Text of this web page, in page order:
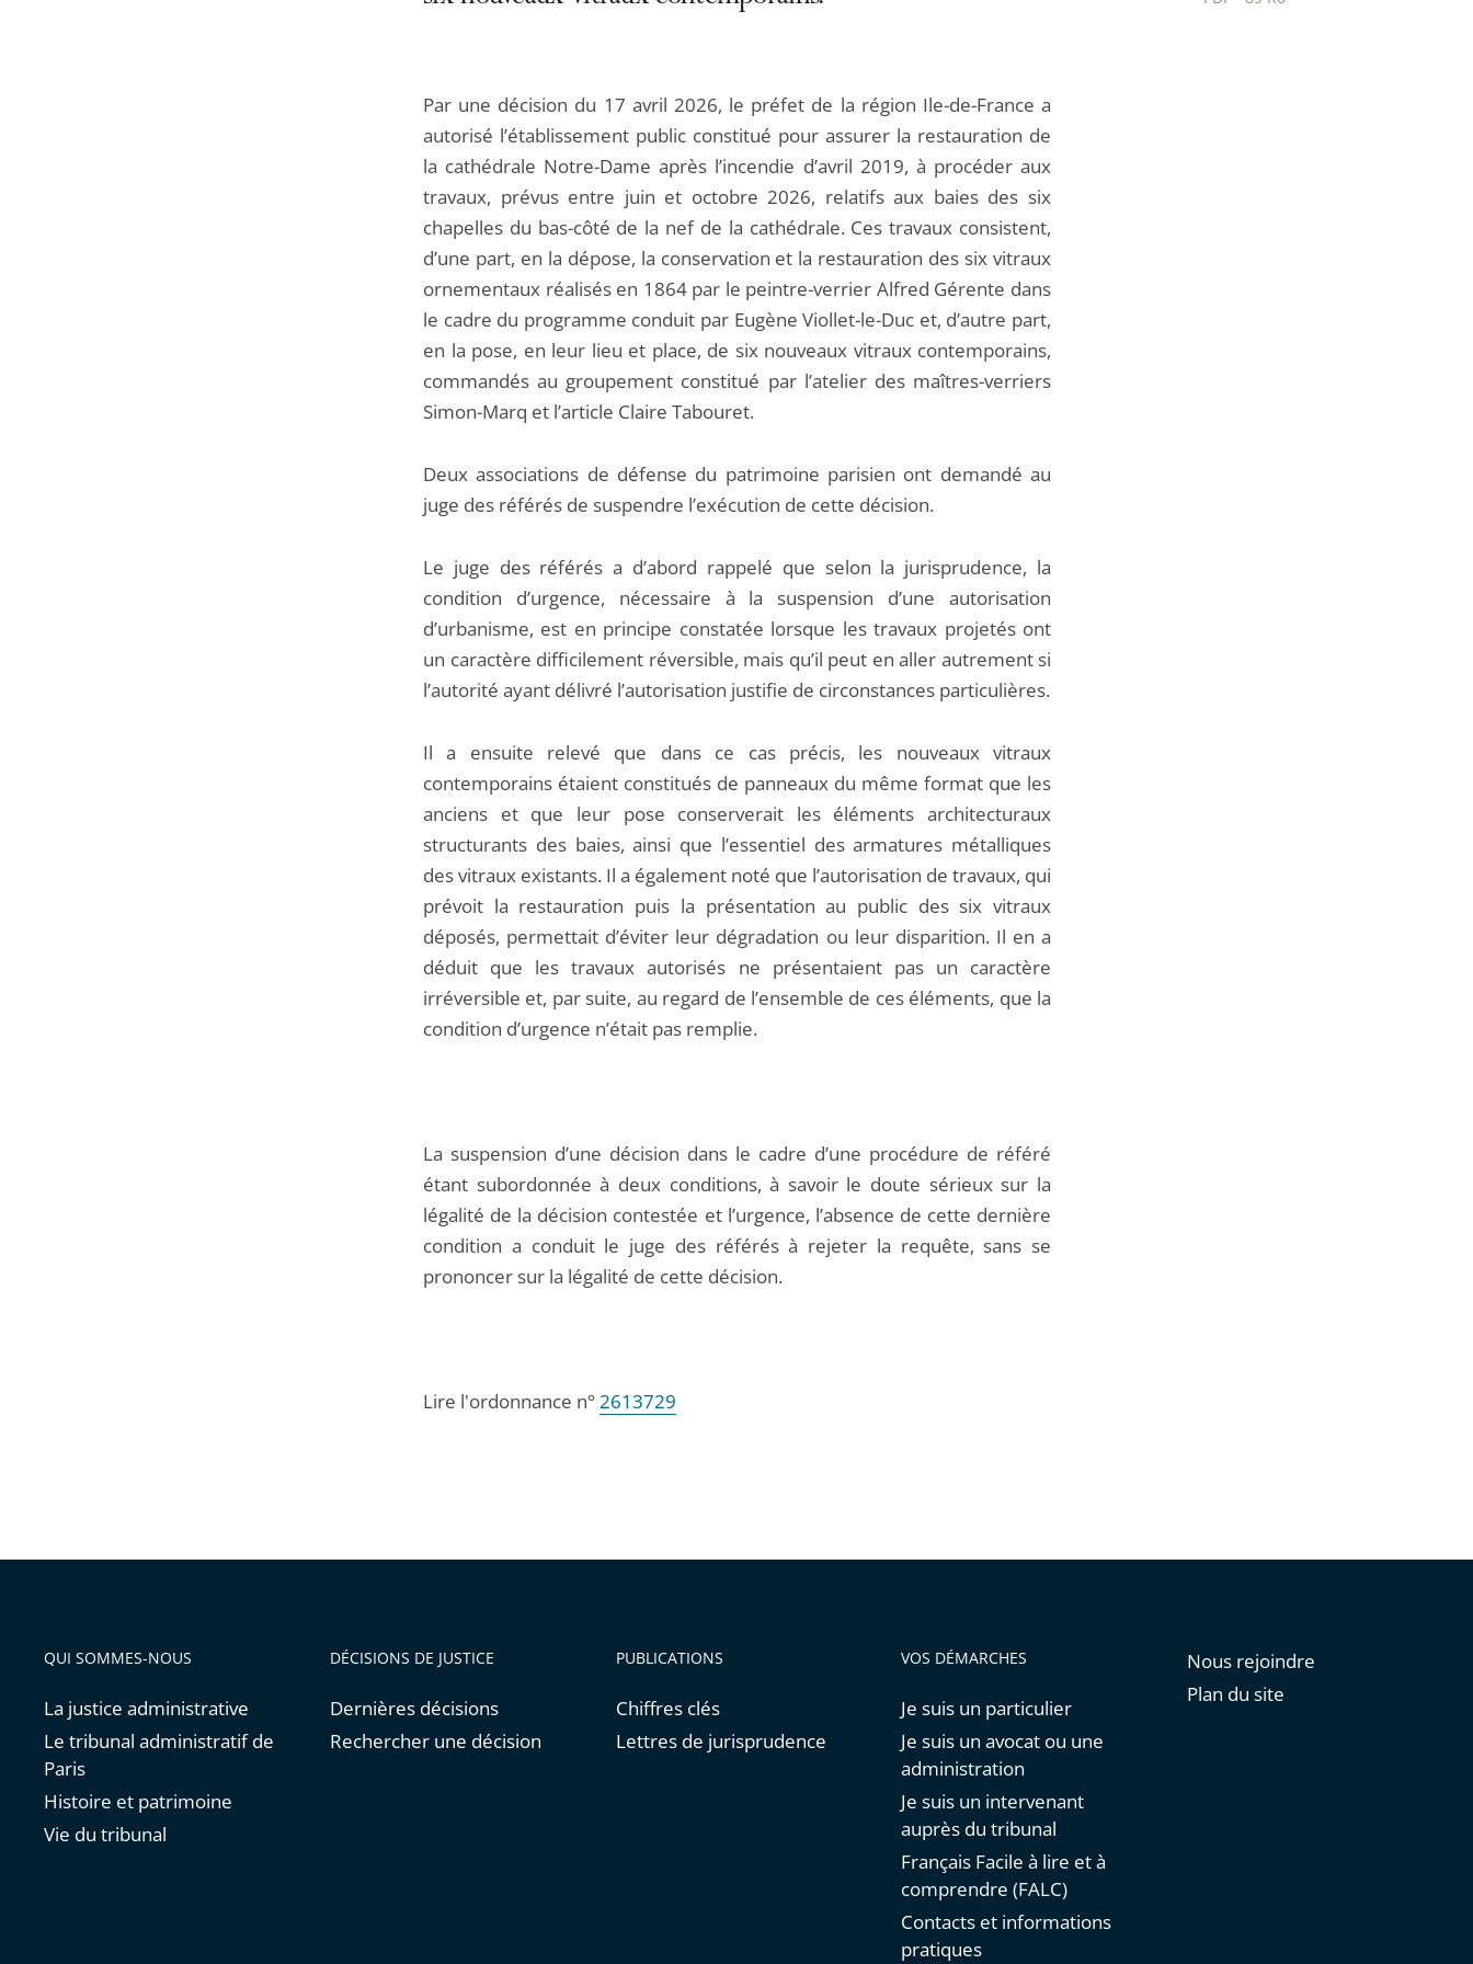
Par une décision du 17 avril 2026, le préfet de la région Ile-de-France a
autorisé l’établissement public constitué pour assurer la restauration de
la cathédrale Notre-Dame après l’incendie d’avril 2019, à procéder aux
travaux, prévus entre juin et octobre 2026, relatifs aux baies des six
chapelles du bas-côté de la nef de la cathédrale. Ces travaux consistent,
d’une part, en la dépose, la conservation et la restauration des six vitraux
ornementaux réalisés en 1864 par le peintre-verrier Alfred Gérente dans
le cadre du programme conduit par Eugène Viollet-le-Duc et, d’autre part,
en la pose, en leur lieu et place, de six nouveaux vitraux contemporains,
commandés au groupement constitué par l’atelier des maîtres-verriers
Simon-Marq et l’article Claire Tabouret.
Deux associations de défense du patrimoine parisien ont demandé au
juge des référés de suspendre l’exécution de cette décision.
Le juge des référés a d’abord rappelé que selon la jurisprudence, la
condition d’urgence, nécessaire à la suspension d’une autorisation
d’urbanisme, est en principe constatée lorsque les travaux projetés ont
un caractère difficilement réversible, mais qu’il peut en aller autrement si
l’autorité ayant délivré l’autorisation justifie de circonstances particulières.
Il a ensuite relevé que dans ce cas précis, les nouveaux vitraux
contemporains étaient constitués de panneaux du même format que les
anciens et que leur pose conserverait les éléments architecturaux
structurants des baies, ainsi que l’essentiel des armatures métalliques
des vitraux existants. Il a également noté que l’autorisation de travaux, qui
prévoit la restauration puis la présentation au public des six vitraux
déposés, permettait d’éviter leur dégradation ou leur disparition. Il en a
déduit que les travaux autorisés ne présentaient pas un caractère
irréversible et, par suite, au regard de l’ensemble de ces éléments, que la
condition d’urgence n’était pas remplie.
La suspension d’une décision dans le cadre d’une procédure de référé
étant subordonnée à deux conditions, à savoir le doute sérieux sur la
légalité de la décision contestée et l’urgence, l’absence de cette dernière
condition a conduit le juge des référés à rejeter la requête, sans se
prononcer sur la légalité de cette décision.
Lire l'ordonnance n°2613729
QUI SOMMES-NOUS
La justice administrative
Le tribunal administratif de
Paris
Histoire et patrimoine
Vie du tribunal
DÉCISIONS DE JUSTICE
Dernières décisions
Rechercher une décision
PUBLICATIONS
Chiffres clés
Lettres de jurisprudence
VOS DÉMARCHES
Je suis un particulier
Je suis un avocat ou une
administration
Je suis un intervenant
auprès du tribunal
Français Facile à lire et à
comprendre (FALC)
Contacts et informations
pratiques
Nous rejoindre
Plan du site